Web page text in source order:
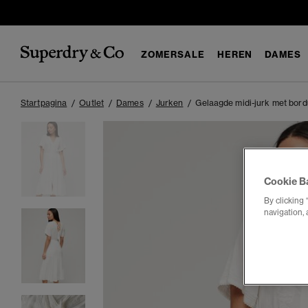
ZOMERSALE HEREN DAMES
Startpagina Outlet Dames Jurken Gelaagde midi-jurk met
Cookie
By clicking
navigation,